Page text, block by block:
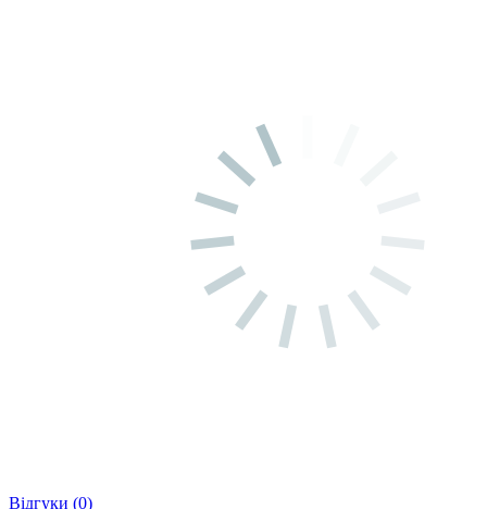
Відгуки (0)